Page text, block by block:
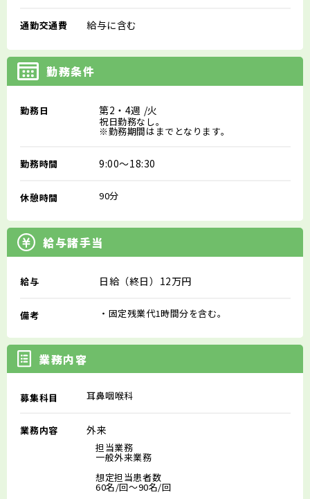
通勤交通費 給与に含む
勤務条件
勤務日 第2・4週 /火
祝日勤務なし。
※勤務期間はまでとなります。
勤務時間 9:00～18:30
休憩時間 90分
給与諸手当
給与 日給（終日）12万円
備考 ・固定残業代1時間分を含む。
業務内容
募集科目 耳鼻咽喉科
業務内容 外来
担当業務
一般外来業務
想定担当患者数
60名/回～90名/回